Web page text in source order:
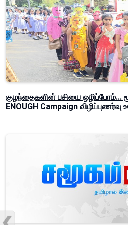
குழந்தைகளின் பசியை ஒழிப்போம்...
ENOUGH Campaign